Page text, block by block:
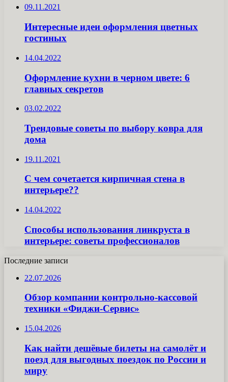
09.11.2021
Интересные идеи оформления цветных
гостиных
14.04.2022
Оформление кухни в черном цвете: 6
главных секретов
03.02.2022
Трендовые советы по выбору ковра для
дома
19.11.2021
С чем сочетается кирпичная стена в
интерьере??
14.04.2022
Способы использования линкруста в
интерьере: советы профессионалов
Последние записи
22.07.2026
Обзор компании контрольно-кассовой
техники «Фиджи-Сервис»
15.04.2026
Как найти дешёвые билеты на самолёт и
поезд для выгодных поездок по России и
миру